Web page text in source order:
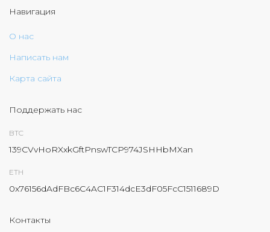
Навигация
О нас
Написать нам
Карта сайта
Поддержать нас
BTC
139CVvHoRXxkGftPnswTCP974JSHHbMXan
ETH
0x76156dAdFBc6C4AC1F314dcE3dF05FcC1511689D
Контакты